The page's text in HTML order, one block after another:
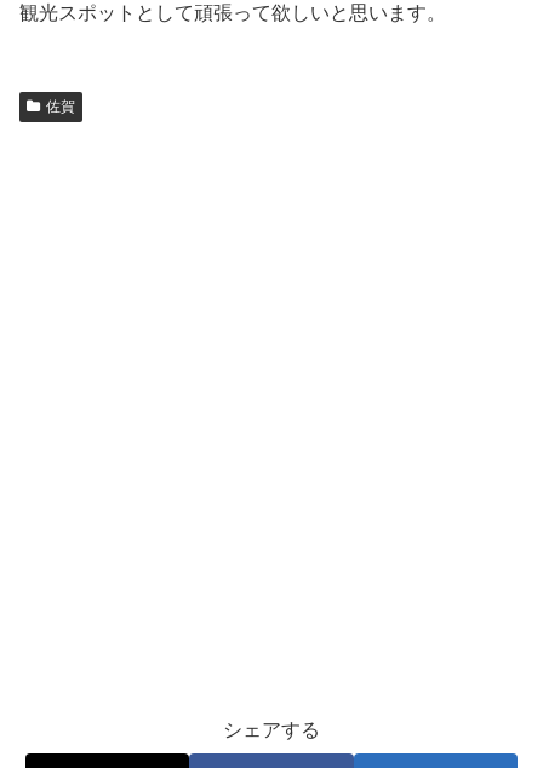
観光スポットとして頑張って欲しいと思います。
佐賀
シェアする